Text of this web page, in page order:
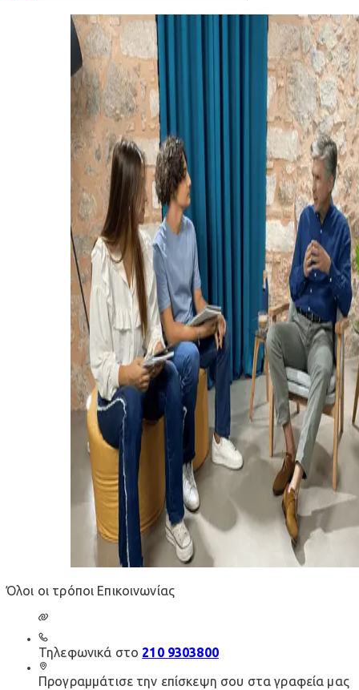
Όλοι οι τρόποι Επικοινωνίας
Τηλεφωνικά στο 210 9303800
Προγραμμάτισε την επίσκεψη σου στα γραφεία μας